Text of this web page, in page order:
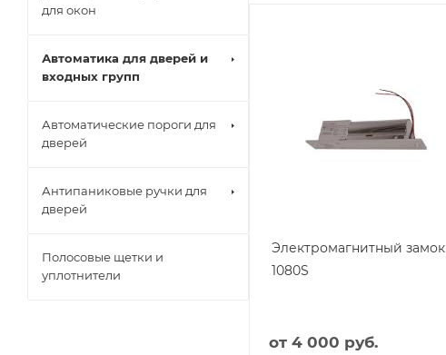
Электромагнитный замок
1080S
от 4 000 руб.
для окон
Автоматика для дверей и
входных групп
Автоматические пороги для
дверей
Антипаниковые ручки для
дверей
Полосовые щетки и
уплотнители